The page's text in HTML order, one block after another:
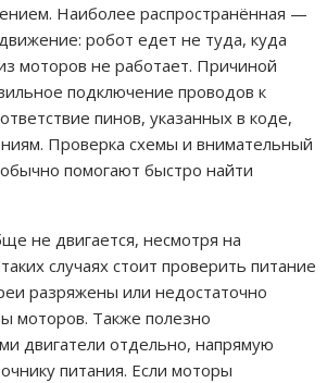
Наиболее распространённая —
робот едет не туда, куда
моторов не работает. Причиной
подключение проводов к
пинов, указанных в коде,
Проверка схемы и внимательный
помогают быстро найти
не двигается, несмотря на
случаях стоит проверить питание
разряжены или недостаточно
моторов. Также полезно
двигатели отдельно, напрямую
питания. Если моторы